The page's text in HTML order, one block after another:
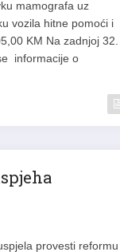
mamografa uz
vozila hitne pomoći i
KM Na zadnjoj 32.
informacije o
provesti reformu